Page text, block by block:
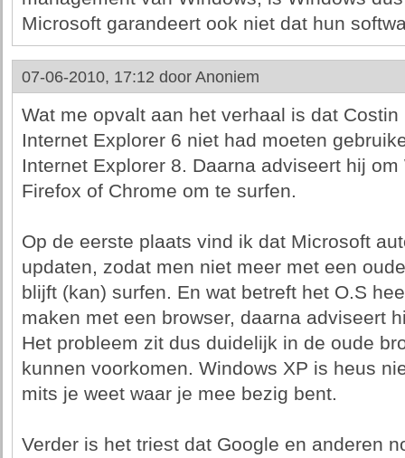
Microsoft garandeert ook niet dat hun
07-06-2010, 17:12 door Anoniem
Wat me opvalt aan het verhaal is dat
Internet Explorer 6 niet had moeten
Internet Explorer 8. Daarna adviseert hij
Firefox of Chrome om te surfen.
Op de eerste plaats vind ik dat Microsoft
updaten, zodat men niet meer met een
blijft (kan) surfen. En wat betreft het O.S
maken met een browser, daarna adviseert
Het probleem zit dus duidelijk in de oude
kunnen voorkomen. Windows XP is heus
mits je weet waar je mee bezig bent.
Verder is het triest dat Google en anderen